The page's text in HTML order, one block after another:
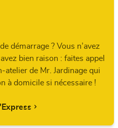
démarrage ? Vous n’avez
bien raison : faites appel
atelier de Mr. Jardinage qui
à domicile si nécessaire !